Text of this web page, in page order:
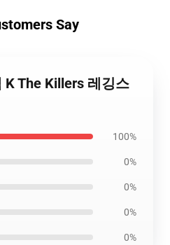
Say
The Killers 레깅스
100%
0%
0%
0%
0%